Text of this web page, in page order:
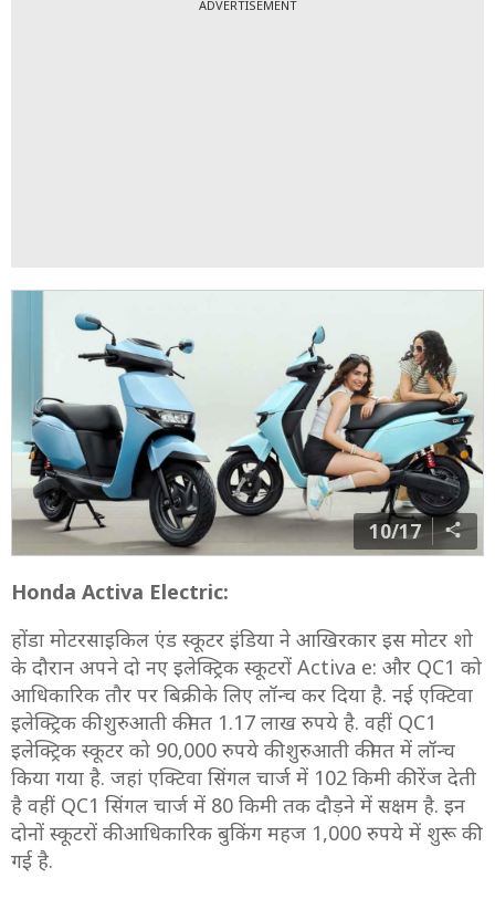
ADVERTISEMENT
10/17
Honda Activa Electric:
होंडा मोटरसाइकिल एंड स्कूटर इंडिया ने आखिरकार इस मोटर शो
के दौरान अपने दो नए इलेक्ट्रिक स्कूटरों Activa e: और QC1 को
आधिकारिक तौर पर बिक्री के लिए लॉन्च कर दिया है. नई एक्टिवा
इलेक्ट्रिक की शुरुआती कीमत 1.17 लाख रुपये है. वहीं QC1
इलेक्ट्रिक स्कूटर को 90,000 रुपये की शुरुआती कीमत में लॉन्च
किया गया है. जहां एक्टिवा सिंगल चार्ज में 102 किमी की रेंज देती
है वहीं QC1 सिंगल चार्ज में 80 किमी तक दौड़ने में सक्षम है. इन
दोनों स्कूटरों की आधिकारिक बुकिंग महज 1,000 रुपये में शुरू की
गई है.